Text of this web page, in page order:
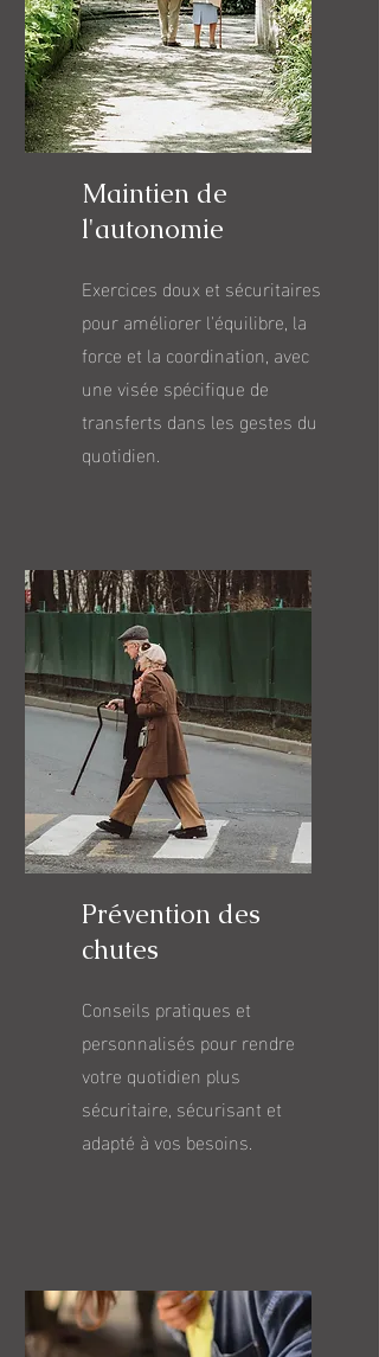
Maintien de
l'autonomie
Exercices doux et sécuritaires
pour améliorer l'équilibre, la
force et la coordination, avec
une visée spécifique de
transferts dans les gestes du
quotidien.
Prévention des
chutes
Conseils pratiques et
personnalisés pour rendre
votre quotidien plus
sécuritaire, sécurisant et
adapté à vos besoins.